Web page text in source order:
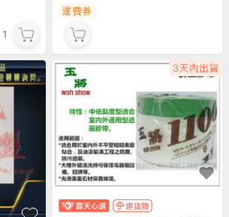
1
運費券